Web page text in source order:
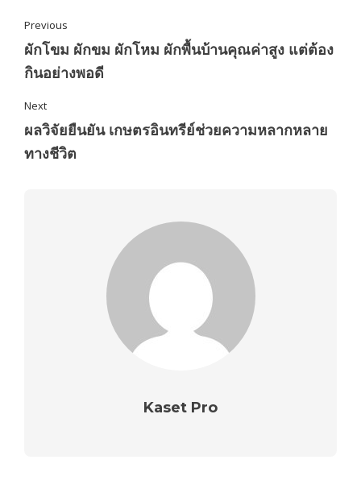
Previous
ผักโขม ผักขม ผักโหม ผักพื้นบ้านคุณค่าสูง แต่ต้อง
กินอย่างพอดี
Next
ผลวิจัยยืนยัน เกษตรอินทรีย์ช่วยความหลากหลาย
ทางชีวิต
Kaset Pro